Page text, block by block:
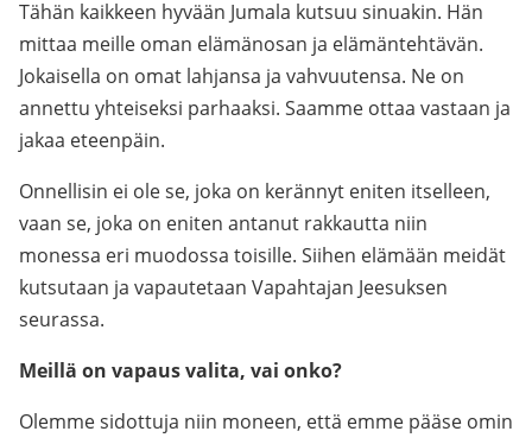
Tähän kaikkeen hyvään Jumala kutsuu sinuakin. Hän
mittaa meille oman elämänosan ja elämäntehtävän.
Jokaisella on omat lahjansa ja vahvuutensa. Ne on
annettu yhteiseksi parhaaksi. Saamme ottaa vastaan ja
jakaa eteenpäin.
Onnellisin ei ole se, joka on kerännyt eniten itselleen,
vaan se, joka on eniten antanut rakkautta niin
monessa eri muodossa toisille. Siihen elämään meidät
kutsutaan ja vapautetaan Vapahtajan Jeesuksen
seurassa.
Meillä on vapaus valita, vai onko?
Olemme sidottuja niin moneen, että emme pääse omin